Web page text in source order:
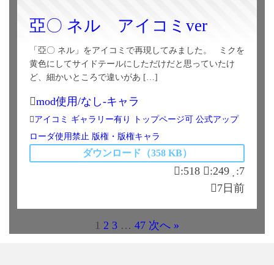
亞〇 ネル アイコミver
「亞〇 ネル」をアイコミで再現してみました。 ミクを
黄色にしてサイドテールにしただけだと思っていたけ
ど、細かいところで違いがあ […]
mod使用/なし-キャラ
アイコミ ギャラリー有り トップページ可 公式アップ
ローダ使用禁止 版権・版権キャラ
ダウンロード（358 KB）
:518 :249 :7
7日前
1 2 3 … 47 次へ »